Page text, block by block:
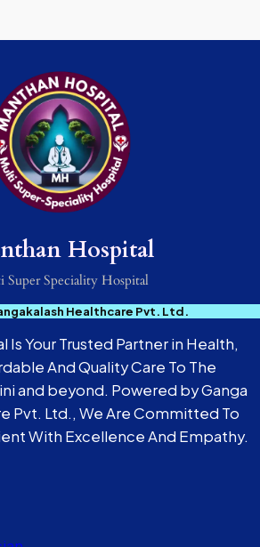
Hospital
Super Speciality Hospital
Healthcare Pvt. Ltd.
Is Your Trusted Partner in Health,
And Quality Care To The
and beyond. Powered by Ganga
Pvt. Ltd., We Are Committed To
With Excellence And Empathy.